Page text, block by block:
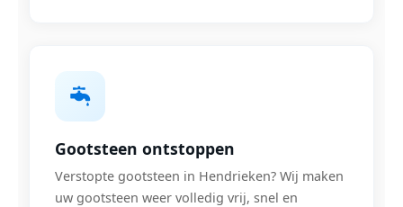
Gootsteen ontstoppen
Verstopte gootsteen in Hendrieken? Wij maken
uw gootsteen weer volledig vrij, snel en